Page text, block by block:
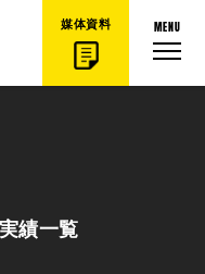
媒体資料 MENU
績一覧